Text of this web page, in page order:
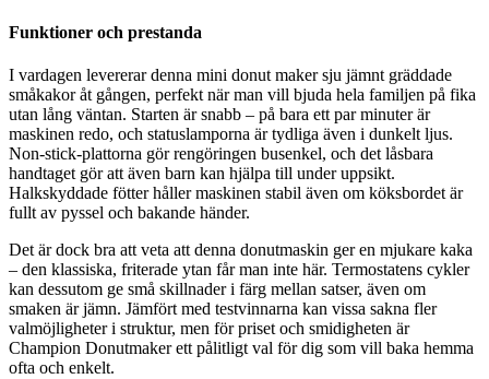
Funktioner och prestanda
I vardagen levererar denna mini donut maker sju jämnt gräddade
småkakor åt gången, perfekt när man vill bjuda hela familjen på fika
utan lång väntan. Starten är snabb – på bara ett par minuter är
maskinen redo, och statuslamporna är tydliga även i dunkelt ljus.
Non-stick-plattorna gör rengöringen busenkel, och det låsbara
handtaget gör att även barn kan hjälpa till under uppsikt.
Halkskyddade fötter håller maskinen stabil även om köksbordet är
fullt av pyssel och bakande händer.
Det är dock bra att veta att denna donutmaskin ger en mjukare kaka
– den klassiska, friterade ytan får man inte här. Termostatens cykler
kan dessutom ge små skillnader i färg mellan satser, även om
smaken är jämn. Jämfört med testvinnarna kan vissa sakna fler
valmöjligheter i struktur, men för priset och smidigheten är
Champion Donutmaker ett pålitligt val för dig som vill baka hemma
ofta och enkelt.